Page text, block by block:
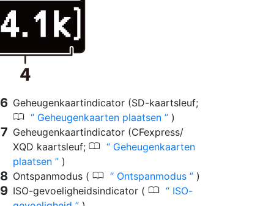
Geheugenkaartindicator (SD-kaartsleuf;
0 Geheugenkaarten plaatsen
)
Geheugenkaartindicator (CFexpress/
XQD kaartsleuf; 0
Geheugenkaarten
plaatsen
)
Ontspanmodus ( 0 Ontspanmodus
)
ISO-gevoeligheidsindicator ( 0
ISO-